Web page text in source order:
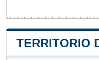
TERRITORIO